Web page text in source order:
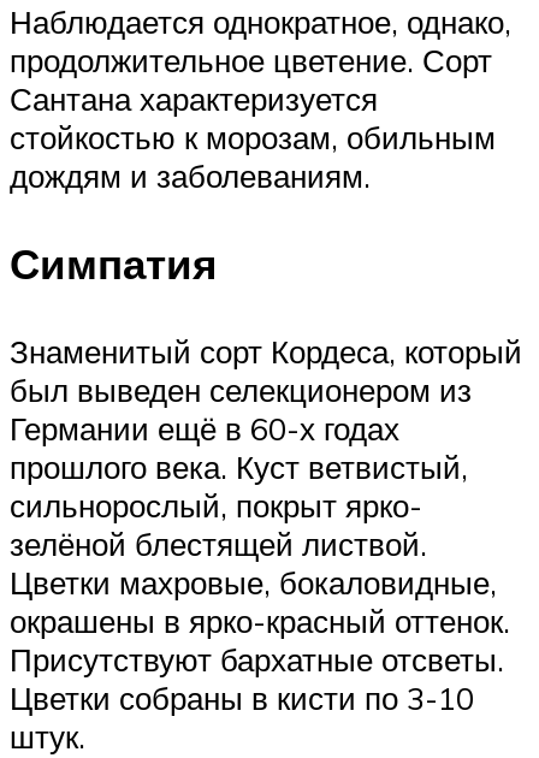
Наблюдается однократное, однако,
продолжительное цветение. Сорт
Сантана характеризуется
стойкостью к морозам, обильным
дождям и заболеваниям.
Симпатия
Знаменитый сорт Кордеса, который
был выведен селекционером из
Германии ещё в 60-х годах
прошлого века. Куст ветвистый,
сильнорослый, покрыт ярко-
зелёной блестящей листвой.
Цветки махровые, бокаловидные,
окрашены в ярко-красный оттенок.
Присутствуют бархатные отсветы.
Цветки собраны в кисти по 3-10
штук.